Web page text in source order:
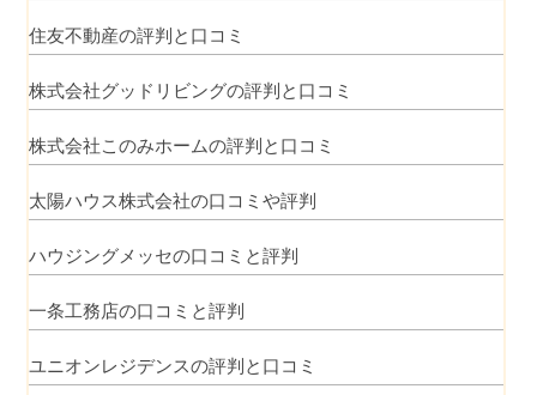
住友不動産の評判と口コミ
株式会社グッドリビングの評判と口コミ
株式会社このみホームの評判と口コミ
太陽ハウス株式会社の口コミや評判
ハウジングメッセの口コミと評判
一条工務店の口コミと評判
ユニオンレジデンスの評判と口コミ